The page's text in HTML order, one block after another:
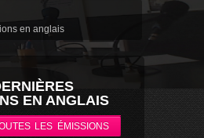
en anglais
EN ANGLAIS
LES ÉMISSIONS